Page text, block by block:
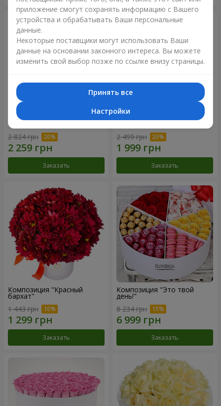
Композиция "Мулен Руж"
2 824 грн
Заказать
Цветы в коробке "19 белых
2 499 грн
Заказать
Композиция "Красный
бархат"
1 443 грн
Заказать
Композиция "Это твой
день!"
8 234 грн
Заказать
приложение смогут сохранять информацию с Вашего
устройства и обрабатывать Ваши персональные
данные.
Некоторые поставщики могут использовать Ваши
данные на основании законного интереса. Вы можете
изменить свой выбор позже по ссылке внизу страницы.
Принять все
Настройки